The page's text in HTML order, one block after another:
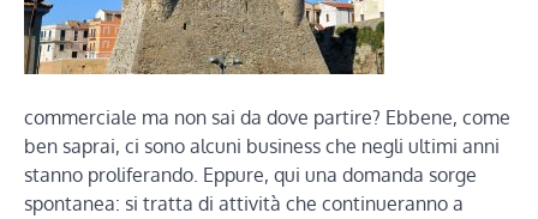
commerciale ma non sai da dove partire? Ebbene, come
ben saprai, ci sono alcuni business che negli ultimi anni
stanno proliferando. Eppure, qui una domanda sorge
spontanea: si tratta di attività che continueranno a